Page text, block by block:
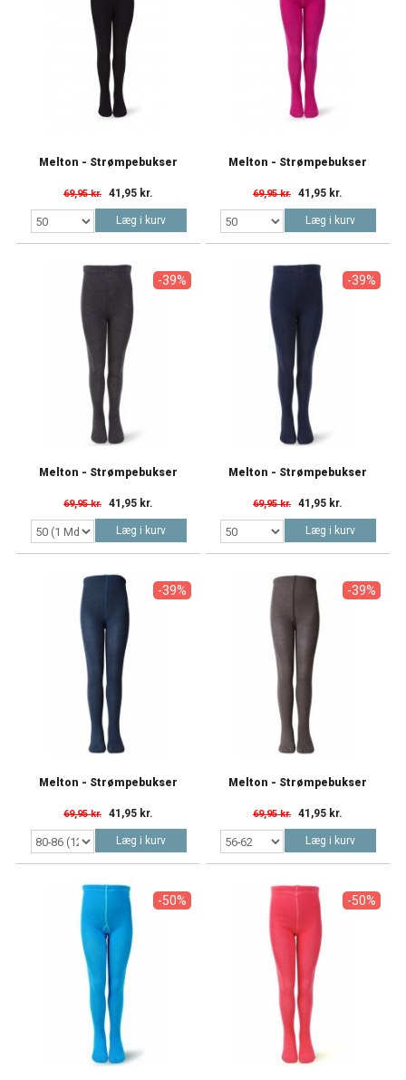
Melton - Strømpebukser
69,95 kr. 41,95 kr.
Læg i kurv
Melton - Strømpebukser
69,95 kr. 41,95 kr.
Læg i kurv
-39%
Melton - Strømpebukser
69,95 kr. 41,95 kr.
Læg i kurv
-39%
Melton - Strømpebukser
69,95 kr. 41,95 kr.
Læg i kurv
-39%
Melton - Strømpebukser
69,95 kr. 41,95 kr.
Læg i kurv
-39%
Melton - Strømpebukser
69,95 kr. 41,95 kr.
Læg i kurv
-50% -50%